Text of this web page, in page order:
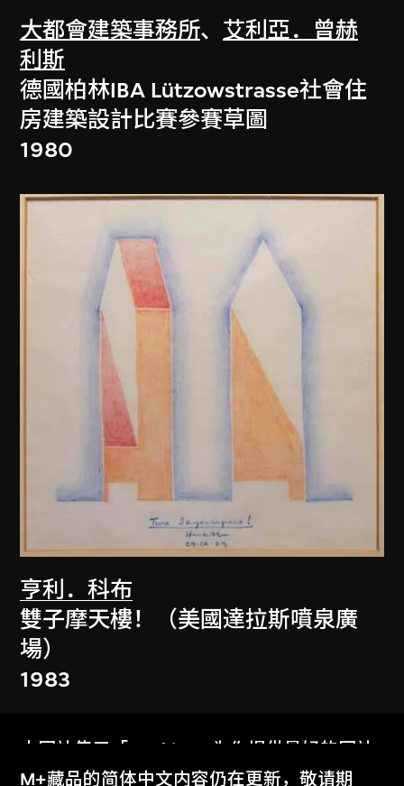
大都會建築事務所、 艾利亞．曾赫
利斯
德國柏林IBA Lützowstrasse社會住
房建築設計比賽參賽草圖
1980
亨利．科布
雙子摩天樓！（美國達拉斯噴泉廣
場）
1983
本网站使用「Cookies」为你提供最好的网站
体验。
M+藏品的简体中文内容仍在更新，敬请期